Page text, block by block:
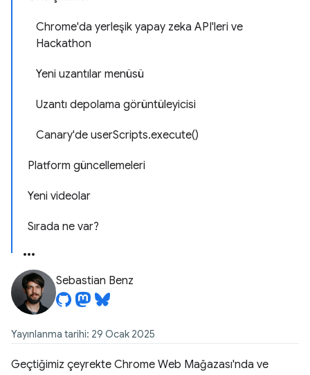
Chrome'da yerleşik yapay zeka API'leri ve
Hackathon
Yeni uzantılar menüsü
Uzantı depolama görüntüleyicisi
Canary'de userScripts.execute()
Platform güncellemeleri
Yeni videolar
Sırada ne var?
Sebastian Benz
Yayınlanma tarihi: 29 Ocak 2025
Geçtiğimiz çeyrekte Chrome Web Mağazası'nda ve